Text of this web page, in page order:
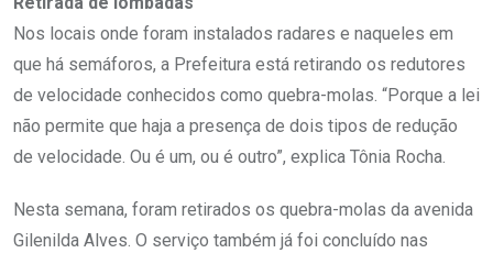
Nos locais onde foram instalados radares e naqueles em
que há semáforos, a Prefeitura está retirando os redutores
de velocidade conhecidos como quebra-molas. “Porque a lei
não permite que haja a presença de dois tipos de redução
de velocidade. Ou é um, ou é outro”, explica Tônia Rocha.
Nesta semana, foram retirados os quebra-molas da avenida
Gilenilda Alves. O serviço também já foi concluído nas